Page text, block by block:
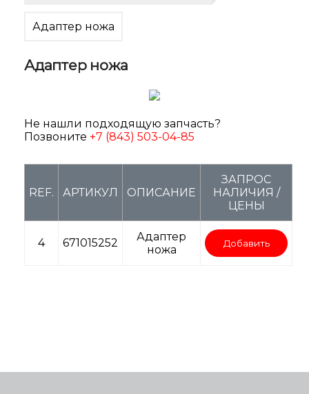
Адаптер ножа
Адаптер ножа
Не нашли подходящую запчасть?
Позвоните +7 (843) 503-04-85
REF. АРТИКУЛ ОПИСАНИЕ
ЗАПРОС
НАЛИЧИЯ /
ЦЕНЫ
4 671015252
Адаптер
ножа
Добавить